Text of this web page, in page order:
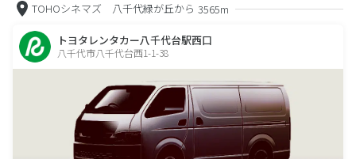
TOHOシネマズ 八千代緑が丘から 3565m
トヨタレンタカー八千代台駅西口
八千代市八千代台西1-1-38